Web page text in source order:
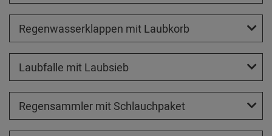
Regenwasserklappen mit Laubkorb
Laubfalle mit Laubsieb
Regensammler mit Schlauchpaket